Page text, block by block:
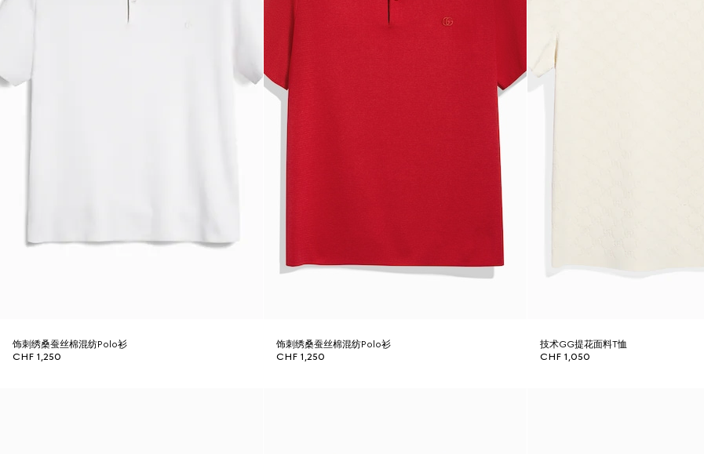
饰刺绣桑蚕丝棉混纺Polo衫
CHF 1,250
饰刺绣桑蚕丝棉混纺Polo衫
CHF 1,250
技术GG提花面料T恤
CHF 1,050